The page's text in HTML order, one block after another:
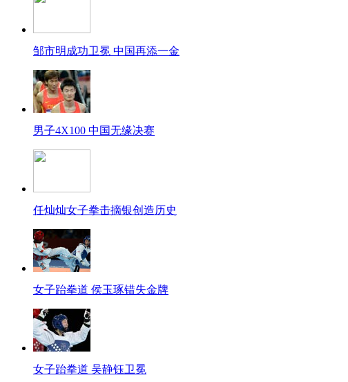
邹市明成功卫冕 中国再添一金
男子4X100 中国无缘决赛
任灿灿女子拳击摘银创造历史
女子跆拳道 侯玉琢错失金牌
女子跆拳道 吴静钰卫冕